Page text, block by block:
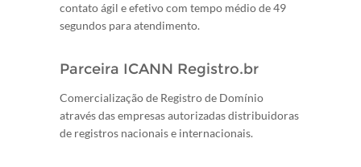
contato ágil e efetivo com tempo médio de 49
segundos para atendimento.
Parceira ICANN Registro.br
Comercialização de Registro de Domínio
através das empresas autorizadas distribuidoras
de registros nacionais e internacionais.